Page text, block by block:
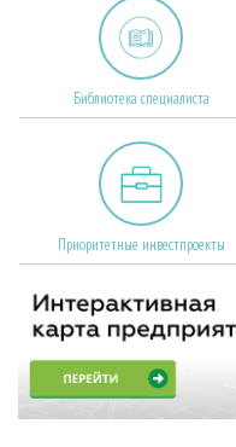
Библиотека специалиста
Приоритетные инвестпроекты